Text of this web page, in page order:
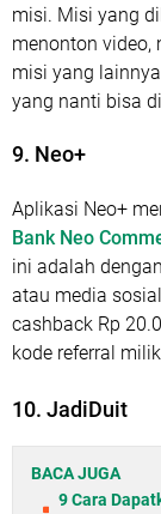
misi. Misi yang
menonton video,
misi yang
yang nanti bisa
9. Neo+
Aplikasi Neo+
Bank Neo
ini adalah
atau media
cashback Rp
kode referral
10. JadiDuit
BACA JUGA
9 Cara